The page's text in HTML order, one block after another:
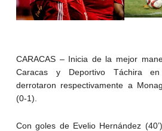
CARACAS – Inicia de la mejor
Caracas y Deportivo Táchira
derrotaron respectivamente a
(0-1).
Con goles de Evelio Hernández